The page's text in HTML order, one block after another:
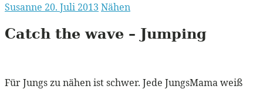
Susanne 20. Juli 2013 Nähen
Catch the wave – Jumping
Für Jungs zu nähen ist schwer. Jede JungsMama weiß